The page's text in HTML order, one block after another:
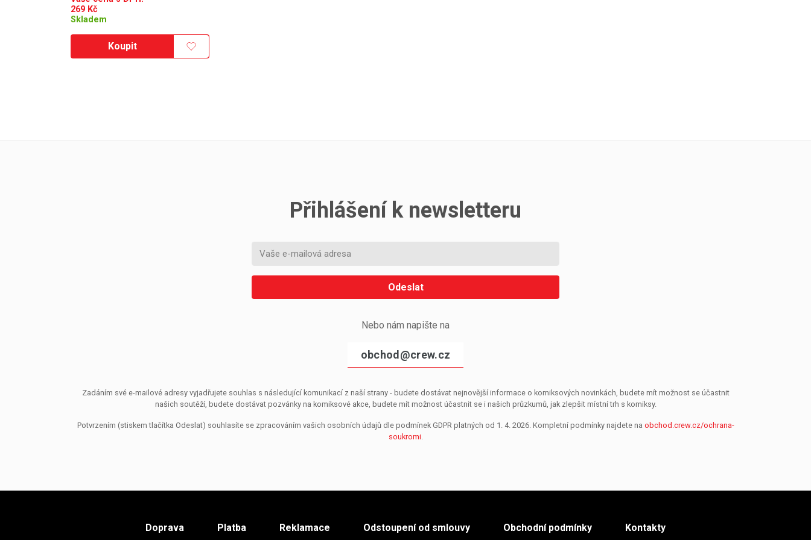
269 Kč
Skladem
Koupit
Přihlášení k newsletteru
Odeslat
Nebo nám napište na
obchod@crew.cz
Zadáním své e-mailové adresy vyjadřujete souhlas s následující komunikací z naší strany - budete dostávat nejnovější informace o komiksových novinkách, budete mít možnost se účastnit
našich soutěží, budete dostávat pozvánky na komiksové akce, budete mít možnost účastnit se i našich průzkumů, jak zlepšit místní trh s komiksy.
Potvrzením (stiskem tlačítka Odeslat) souhlasíte se zpracováním vašich osobních údajů dle podmínek GDPR platných od 1. 4. 2026. Kompletní podmínky najdete na obchod.crew.cz/ochrana-
soukromi.
Doprava Platba Reklamace Odstoupení od smlouvy Obchodní podmínky Kontakty